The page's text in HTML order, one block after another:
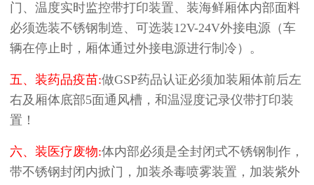
门、温度实时监控带打印装置、装海鲜厢体内部面料
必须选装不锈钢制造、可选装12V-24V外接电源（车
辆在停止时，厢体通过外接电源进行制冷）。
五、装药品疫苗:做GSP药品认证必须加装厢体前后左
右及厢体底部5面通风槽，和温湿度记录仪带打印装
置！
六、装医疗废物:体内部必须是全封闭式不锈钢制作，
带不锈钢封闭内掀门，加装杀毒喷雾装置，加装紫外